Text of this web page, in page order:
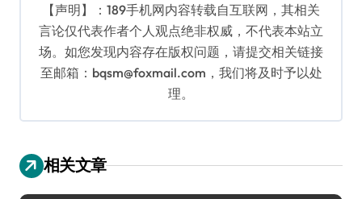
【声明】：189手机网内容转载自互联网，其相关
言论仅代表作者个人观点绝非权威，不代表本站立
场。如您发现内容存在版权问题，请提交相关链接
至邮箱：bqsm@foxmail.com，我们将及时予以处
理。
相关文章